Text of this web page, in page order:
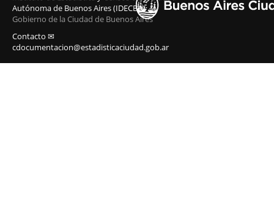
Autónoma de Buenos Aires (IDECBA)
Gobierno de la Ciudad de Buenos Aires
Contacto ✉
cdocumentacion@estadisticaciudad.gob.ar